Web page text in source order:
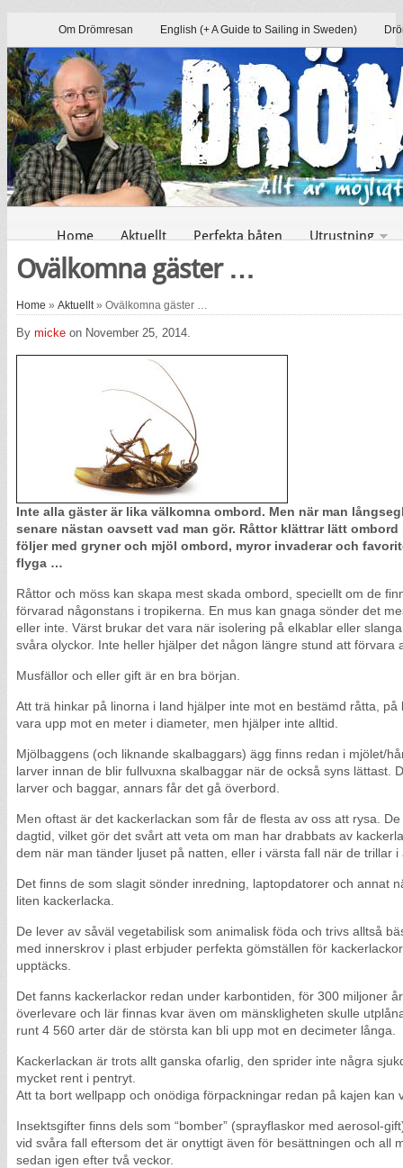
Om Drömresan English (+ A Guide to Sailing in Sweden)
Home Aktuellt Perfekta båten Utrustning
Ovälkomna gäster …
Home » Aktuellt» Ovälkomna gäster …
By micke on November 25, 2014.
Inte alla gäster är lika välkomna ombord. Men när man
senare nästan oavsett vad man gör. Råttor klättrar lätt
följer med gryner och mjöl ombord, myror invaderar och
flyga …
Råttor och möss kan skapa mest skada ombord, speciellt om de
förvarad någonstans i tropikerna. En mus kan gnaga sönder det
eller inte. Värst brukar det vara när isolering på elkablar eller
svåra olyckor. Inte heller hjälper det någon längre stund att
Musfällor och eller gift är en bra början.
Att trä hinkar på linorna i land hjälper inte mot en bestämd råtta,
vara upp mot en meter i diameter, men hjälper inte alltid.
Mjölbaggens (och liknande skalbaggars) ägg finns redan i mjölet/
larver innan de blir fullvuxna skalbaggar när de också syns lättast.
larver och baggar, annars får det gå överbord.
Men oftast är det kackerlackan som får de flesta av oss att rysa.
dagtid, vilket gör det svårt att veta om man har drabbats av
dem när man tänder ljuset på natten, eller i värsta fall när de trillar
Det finns de som slagit sönder inredning, laptopdatorer och annat
liten kackerlacka.
De lever av såväl vegetabilisk som animalisk föda och trivs alltså
med innerskrov i plast erbjuder perfekta gömställen för
upptäcks.
Det fanns kackerlackor redan under karbontiden, för 300 miljoner
överlevare och lär finnas kvar även om mänskligheten skulle
runt 4 560 arter där de största kan bli upp mot en decimeter långa.
Kackerlackan är trots allt ganska ofarlig, den sprider inte några
mycket rent i pentryt.
Att ta bort wellpapp och onödiga förpackningar redan på kajen kan
Insektsgifter finns dels som “bomber” (sprayflaskor med aerosol-
vid svåra fall eftersom det är onyttigt även för besättningen och all
sedan igen efter två veckor.